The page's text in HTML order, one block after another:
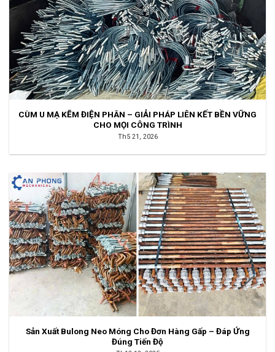
CÙM U MẠ KẼM ĐIỆN PHÂN – GIẢI PHÁP LIÊN KẾT BỀN VỮNG
CHO MỌI CÔNG TRÌNH
Th5 21, 2026
Sản Xuất Bulong Neo Móng Cho Đơn Hàng Gấp – Đáp Ứng
Đúng Tiến Độ